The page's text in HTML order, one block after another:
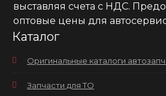
выставляя счета с НДС.
оптовые цены для
Каталог
Оригинальные каталоги
Запчасти для ТО